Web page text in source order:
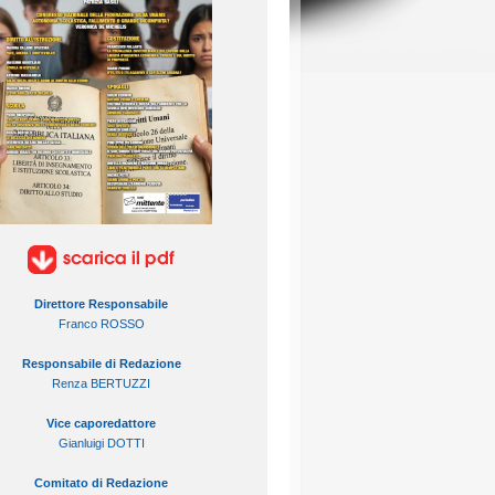
Direttore Responsabile
Franco ROSSO
Responsabile di Redazione
Renza BERTUZZI
Vice caporedattore
Gianluigi DOTTI
Comitato di Redazione